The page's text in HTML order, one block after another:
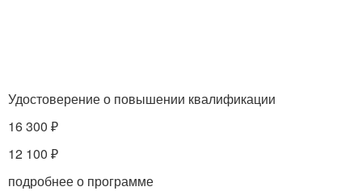
Удостоверение о повышении квалификации
16 300 ₽
12 100 ₽
подробнее о программе